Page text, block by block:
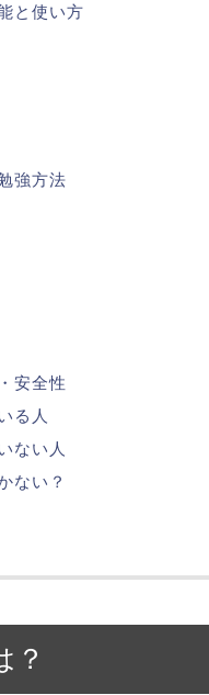
と使い方
強方法
安全性
る人
ない人
ない？
？